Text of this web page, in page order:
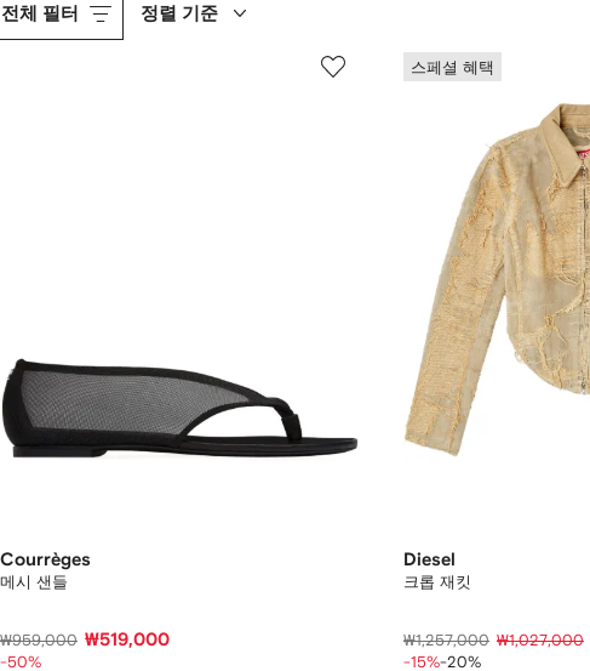
전체 필터 정렬 기준
Courrèges
메시 샌들
₩959,000 ₩519,000
-50%
스페셜 혜택
Diesel
크롭 재킷
₩1,257,000 ₩1,027,000
-15%-20%